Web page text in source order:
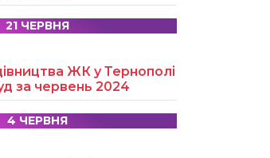
21 ЧЕРВНЯ
ЖК у Тернополі
за червень 2024
4 ЧЕРВНЯ